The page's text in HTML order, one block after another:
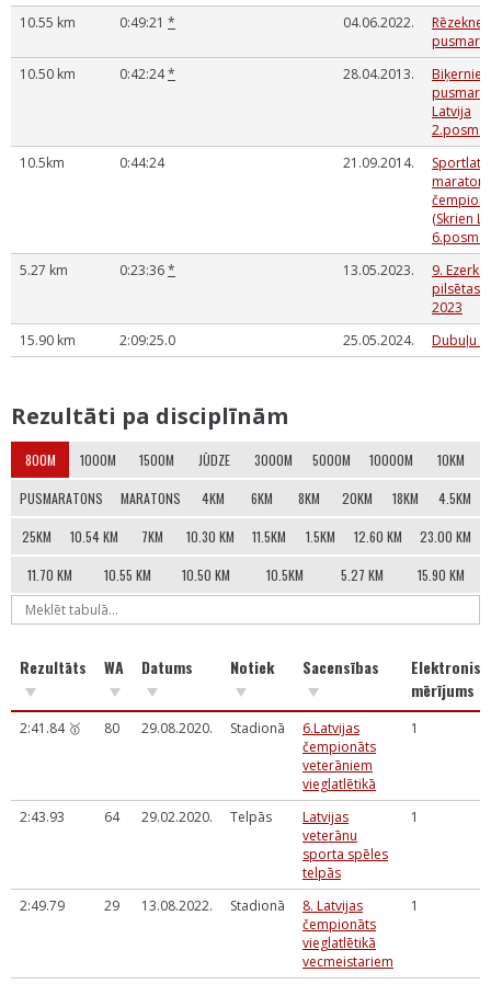
10.55 km
0:49:21 * 04.06.2022.
Rēzeknes
10.50 km
0:42:24* 28.04.2013.
Latvija
10.5km
0:44:24 21.09.2014.
Sportlat
(Skrien
6.posms)
5.27 km
0:23:36* 13.05.2023.
9.
pilsētas
2023
15.90 km
2:09:25.0 25.05.2024. Dubuļu
Rezultāti pa disciplīnām
800M 1000M 1500M JŪDZE 3000M 5000M 10000M 10KM
PUSMARATONS MARATONS 4KM 6KM 8KM 20KM 18KM 4.5KM
25KM 10.54 KM 7KM 10.30 KM 11.5KM 1.5KM 12.60 KM 23.00 KM
11.70 KM 10.55 KM 10.50 KM 10.5KM 5.27 KM 15.90 KM
Rezultāts WA Datums Notiek Sacensības
mērījums
2:41.84 🥇 80 29.08.2020. Stadionā
6.Latvijas
čempionāts
veterāniem
vieglatlētikā
1
2:43.93 64 29.02.2020. Telpās
Latvijas
veterānu
sporta spēles
telpās
1
2:49.79 29 13.08.2022. Stadionā
8. Latvijas
čempionāts
vieglatlētikā
vecmeistariem
1